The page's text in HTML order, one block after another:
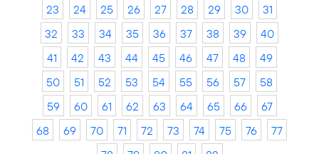
23
24 25 26 27 28 29 30
31
32
33 34 35 36 37 38 39
40
41
42 43 44 45 46 47 48
49
50
51 52 53 54 55 56 57
58
59
60 61 62 63 64 65 66
67
68
69 70 71 72 73 74 75 76
77